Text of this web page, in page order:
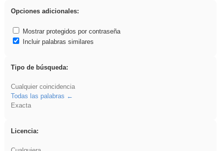
Opciones adicionales:
Mostrar protegidos por contraseña
Incluir palabras similares
Tipo de búsqueda:
Cualquier coincidencia
Todas las palabras
Exacta
Licencia: